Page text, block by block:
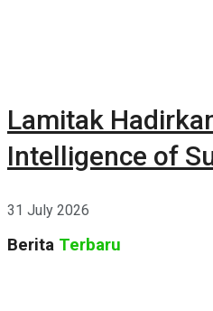
Lamitak
Intelligence of
31 July 2026
Berita Terbaru